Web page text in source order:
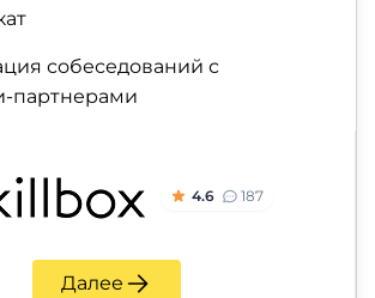
собеседований с
партнерами
4.6 187
Далее